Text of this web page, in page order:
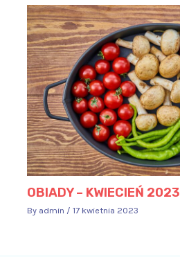
OBIADY – KWIECIEŃ 2023
By admin / 17 kwietnia 2023